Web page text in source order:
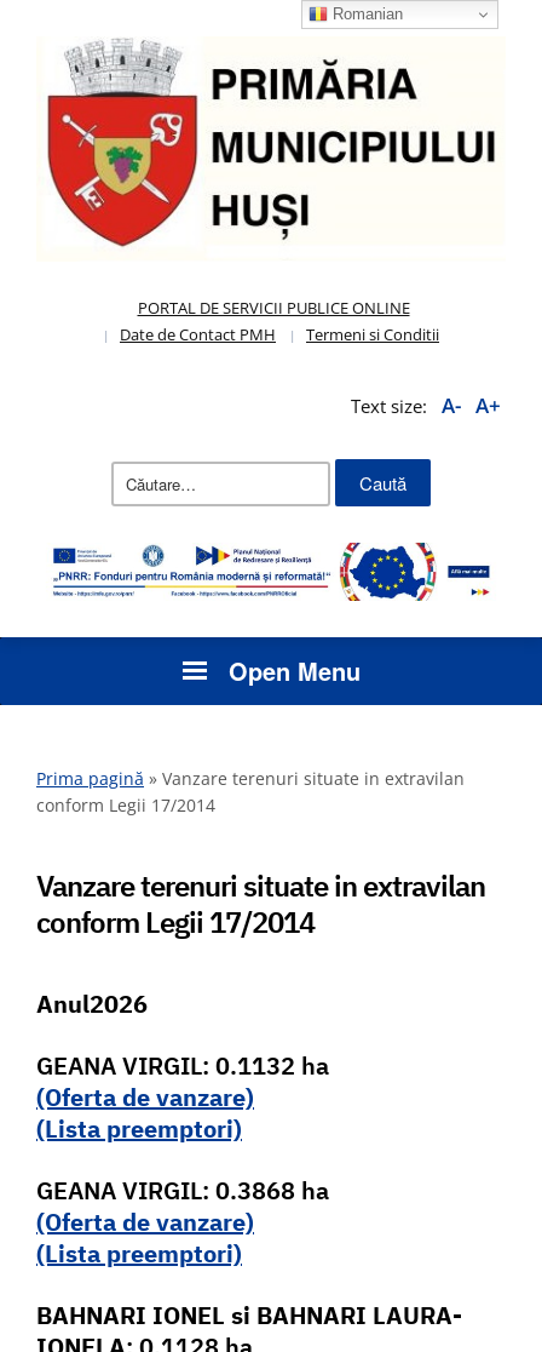
PORTAL DE SERVICII PUBLICE ONLINE
Date de Contact PMH
Termeni si Conditii
Text size: A- A+
Caută
Open Menu
Prima pagină » Vanzare terenuri situate in extravilan
conform Legii 17/2014
Vanzare terenuri situate in extravilan
conform Legii 17/2014
Anul2026
GEANA VIRGIL: 0.1132 ha
(Oferta de vanzare)
(Lista preemptori)
GEANA VIRGIL: 0.3868 ha
(Oferta de vanzare)
(Lista preemptori)
BAHNARI IONEL si BAHNARI LAURA-
Romanian